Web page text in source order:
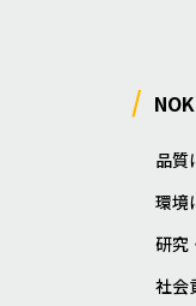
品質
環境
研究
社会